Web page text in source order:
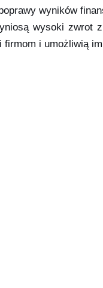
wyników
wysoki zwrot
i umożliwią